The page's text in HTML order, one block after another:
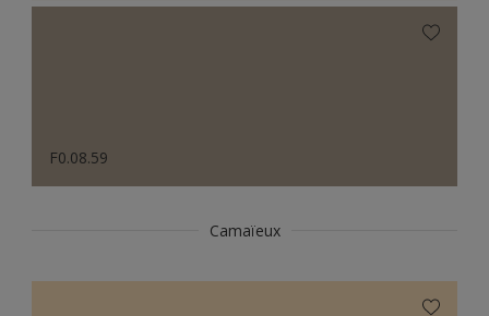
F0.08.59
Camaïeux